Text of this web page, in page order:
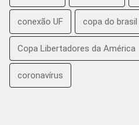
conexão UF copa do brasil
Copa Libertadores da América
coronavírus